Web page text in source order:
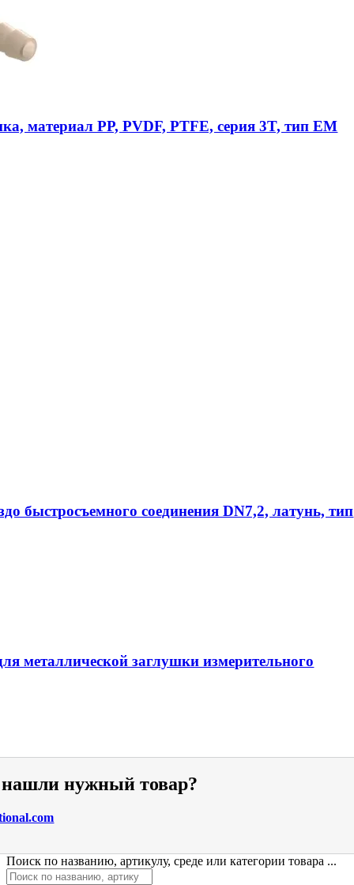
материал PP, PVDF, PTFE, серия 3T, тип EM
быстросъемного соединения DN7,2, латунь, тип
металлической заглушки измерительного
нужный товар?
Поиск по названию, артикулу, среде или категории товара ...